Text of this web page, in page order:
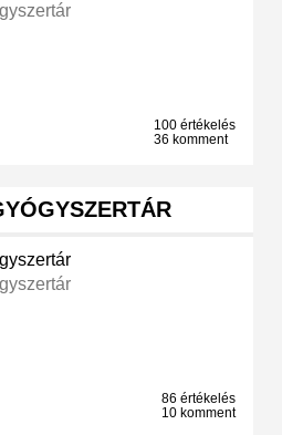
100 értékelés
36 komment
86 értékelés
10 komment